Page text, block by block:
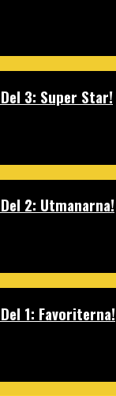
3: Super Star!
2: Utmanarna!
1: Favoriterna!